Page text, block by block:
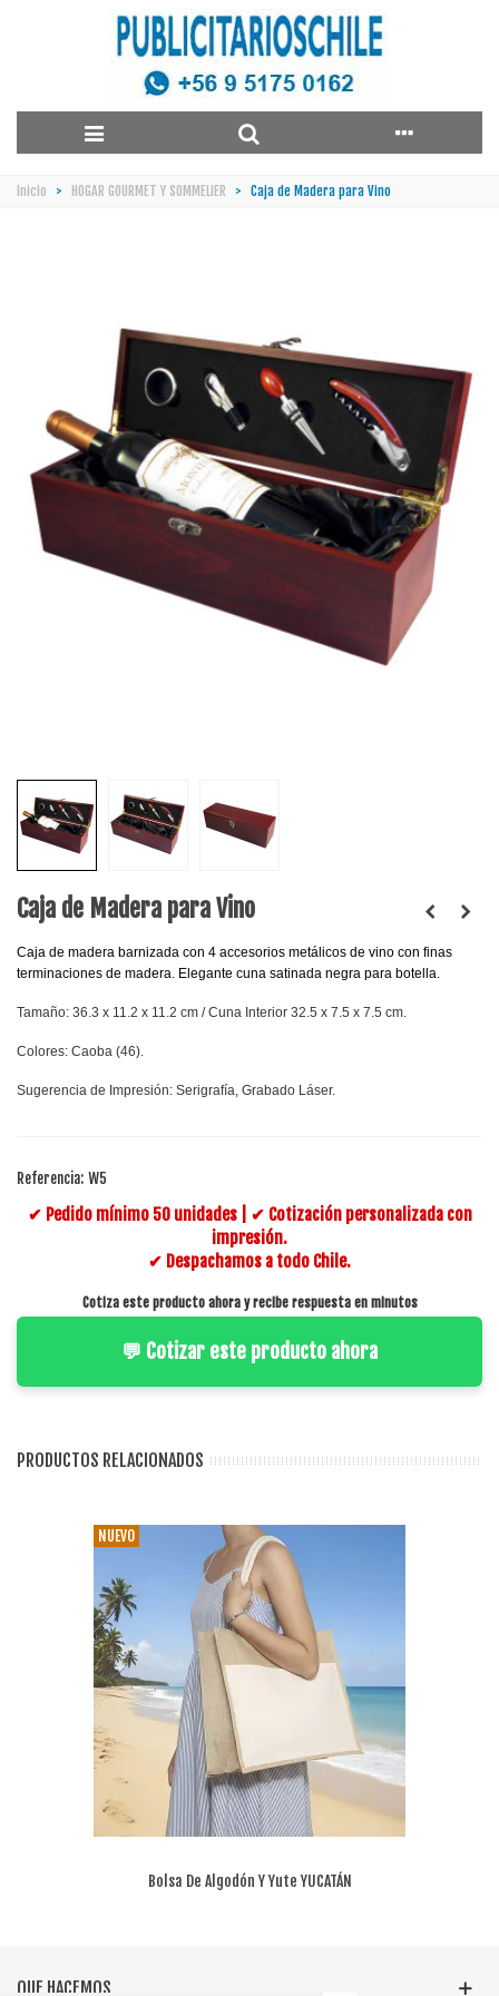
Inicio > HOGAR GOURMET Y SOMMELIER > Caja de Madera para Vino
Caja de Madera para Vino
Caja de madera barnizada con 4 accesorios metálicos de vino con finas
terminaciones de madera. Elegante cuna satinada negra para botella.
Tamaño: 36.3 x 11.2 x 11.2 cm / Cuna Interior 32.5 x 7.5 x 7.5 cm.
Colores: Caoba (46).
Sugerencia de Impresión: Serigrafía, Grabado Láser.
Referencia: W5
✔ Pedido mínimo 50 unidades | ✔ Cotización personalizada con
impresión.
✔ Despachamos a todo Chile.
Cotiza este producto ahora y recibe respuesta en minutos
💬 Cotizar este producto ahora
PRODUCTOS RELACIONADOS
NUEVO
Bolsa De Algodón Y Yute YUCATÁN
QUE HACEMOS